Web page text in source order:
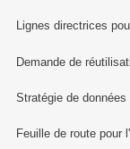
Lignes directrices
Demande de
Stratégie de données
Feuille de route pour